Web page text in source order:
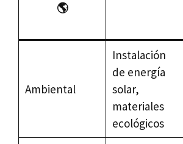
🌎
Ambiental
Instalación
de energía
solar,
materiales
ecológicos